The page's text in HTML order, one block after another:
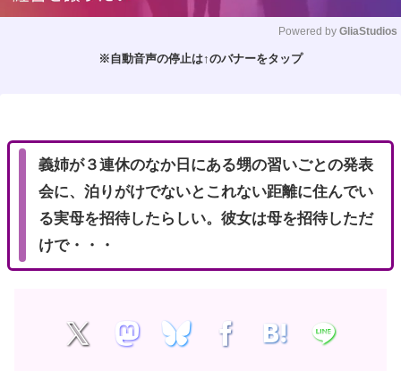
Powered by GliaStudios
※自動音声の停止は↑のバナーをタップ
義姉が３連休のなか日にある甥の習いごとの発表
会に、泊りがけでないとこれない距離に住んでい
る実母を招待したらしい。彼女は母を招待しただ
けで・・・